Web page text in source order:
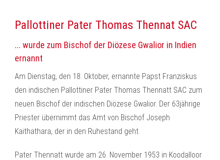
Pallottiner Pater Thomas Thennat SAC
... wurde zum Bischof der Diözese Gwalior in Indien
ernannt
Am Dienstag, den 18. Oktober, ernannte Papst Franziskus
den indischen Pallottiner Pater Thomas Thennatt SAC zum
neuen Bischof der indischen Diözese Gwalior. Der 63jährige
Priester übernimmt das Amt von Bischof Joseph
Kaithathara, der in den Ruhestand geht.
Pater Thennatt wurde am 26. November 1953 in Koodalloor